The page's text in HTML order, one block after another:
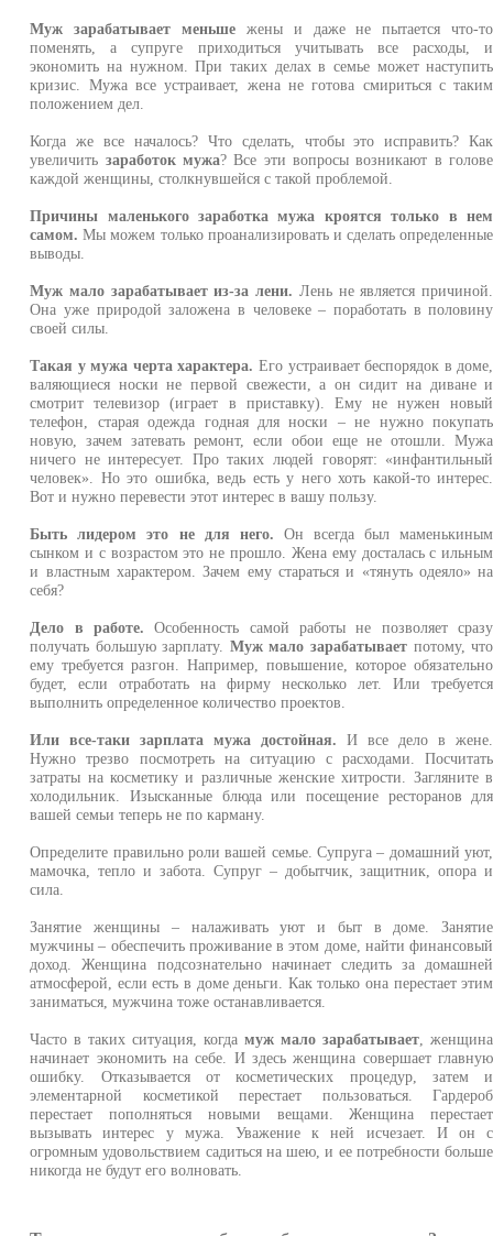
Муж зарабатывает меньшежены и даже не пытается что-то
поменять, а супруге приходиться учитывать все расходы, и
экономить на нужном. При таких делах в семье может наступить
кризис. Мужа все устраивает, жена не готова смириться с таким
положением дел.
Когда же все началось? Что сделать, чтобы это исправить? Как
увеличить заработок мужа? Все эти вопросы возникают в голове
каждой женщины, столкнувшейся с такой проблемой.
Причины маленького заработка мужа кроятся только в нем
самом. Мы можем только проанализировать и сделать определенные
выводы.
Муж мало зарабатывает из-за лени. Лень не является причиной.
Она уже природой заложена в человеке – поработать в половину
своей силы.
Такая у мужа черта характера. Его устраивает беспорядок в доме,
валяющиеся носки не первой свежести, а он сидит на диване и
смотрит телевизор (играет в приставку). Ему не нужен новый
телефон, старая одежда годная для носки – не нужно покупать
новую, зачем затевать ремонт, если обои еще не отошли. Мужа
ничего не интересует. Про таких людей говорят: «инфантильный
человек». Но это ошибка, ведь есть у него хоть какой-то интерес.
Вот и нужно перевести этот интерес в вашу пользу.
Быть лидером это не для него. Он всегда был маменькиным
сынком и с возрастом это не прошло. Жена ему досталась с ильным
и властным характером. Зачем ему стараться и «тянуть одеяло» на
себя?
Дело в работе. Особенность самой работы не позволяет сразу
получать большую зарплату. Муж мало зарабатывает потому, что
ему требуется разгон. Например, повышение, которое обязательно
будет, если отработать на фирму несколько лет. Или требуется
выполнить определенное количество проектов.
Или все-таки зарплата мужа достойная. И все дело в жене.
Нужно трезво посмотреть на ситуацию с расходами. Посчитать
затраты на косметику и различные женские хитрости. Загляните в
холодильник. Изысканные блюда или посещение ресторанов для
вашей семьи теперь не по карману.
Определите правильно роли вашей семье. Супруга – домашний уют,
мамочка, тепло и забота. Супруг – добытчик, защитник, опора и
сила.
Занятие женщины – налаживать уют и быт в доме. Занятие
мужчины – обеспечить проживание в этом доме, найти финансовый
доход. Женщина подсознательно начинает следить за домашней
атмосферой, если есть в доме деньги. Как только она перестает этим
заниматься, мужчина тоже останавливается.
Часто в таких ситуация, когдамуж мало зарабатывает , женщина
начинает экономить на себе. И здесь женщина совершает главную
ошибку. Отказывается от косметических процедур, затем и
элементарной косметикой перестает пользоваться. Гардероб
перестает пополняться новыми вещами. Женщина перестает
вызывать интерес у мужа. Уважение к ней исчезает. И он с
огромным удовольствием садиться на шею, и ее потребности больше
никогда не будут его волновать.